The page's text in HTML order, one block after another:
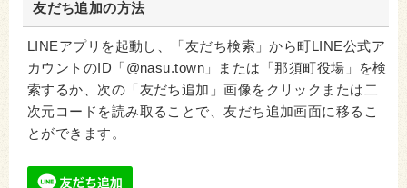
友だち追加の方法
LINEアプリを起動し、「友だち検索」から町LINE公式ア
カウントのID「@nasu.town」または「那須町役場」を検
索するか、次の「友だち追加」画像をクリックまたは二
次元コードを読み取ることで、友だち追加画面に移るこ
とができます。